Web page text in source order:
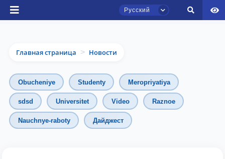
Русский
Главная страница > Новости
Obucheniye Studenty Meropriyatiya
sdsd Universitet Video Raznoe
Nauchnye-raboty Дайджест
Чат приёмной комиссии ТГЮУ